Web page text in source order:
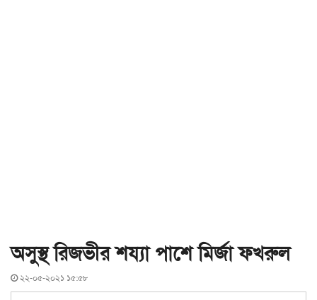
অসুস্থ রিজভীর শয্যা পাশে মির্জা ফখরুল
২২-০৫-২০২১ ১৫:৫৮